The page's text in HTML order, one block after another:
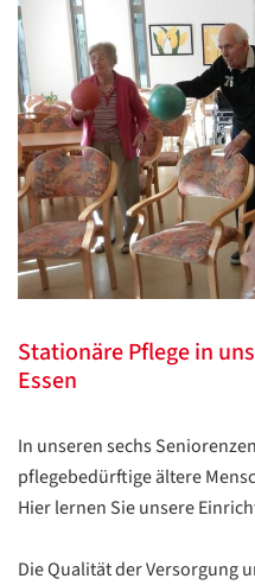
Stationäre Pflege in
Essen
In unseren sechs
pflegebedürftige ältere
Hier lernen Sie unsere
Die Qualität der Versorgung